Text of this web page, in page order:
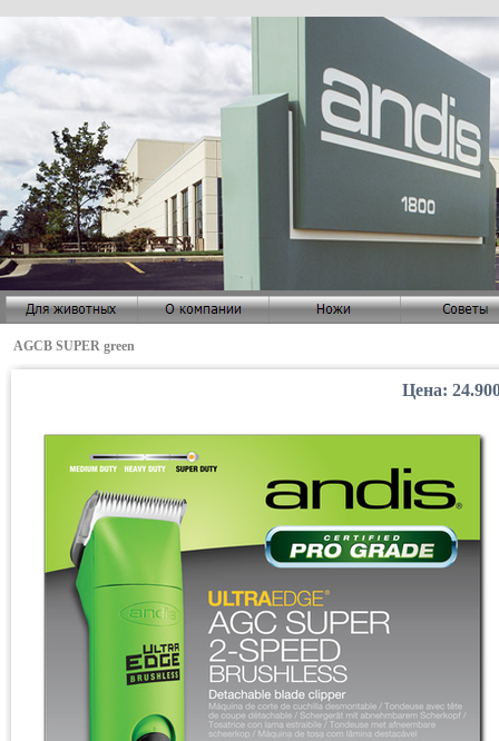
AGCB SUPER green
Цена: